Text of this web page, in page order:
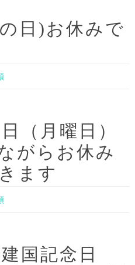
日)お休みで
（月曜日）
がらお休み
ます
国記念日